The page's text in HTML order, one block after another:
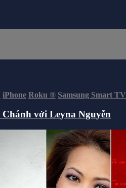
iPhone Roku ® Samsung Smart TV
với Leyna Nguyễn